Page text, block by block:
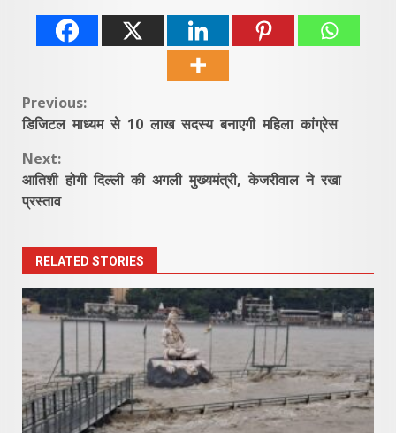
Continue
Previous:
डिजिटल माध्यम से 10 लाख सदस्य बनाएगी महिला कांग्रेस
Next:
आतिशी होगी दिल्ली की अगली मुख्यमंत्री, केजरीवाल ने रखा
प्रस्ताव
RELATED STORIES